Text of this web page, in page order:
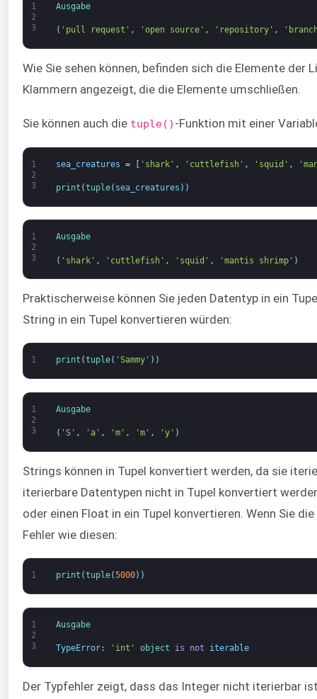
1
2
3
Ausgabe
( 'pull request' , 'open source' , 'repository' ,
Wie Sie sehen können, befinden sich die Elemente der
Klammern angezeigt, die die Elemente umschließen.
Sie können auch die tuple() -Funktion mit einer
1
2
3
sea_creatures = [ 'shark' , 'cuttlefish' , 'squid' ,
print (tuple( sea_creatures ) )
1
2
3
Ausgabe
( 'shark' , 'cuttlefish' , 'squid' , 'mantis shrimp' )
Praktischerweise können Sie jeden Datentyp in ein
String in ein Tupel konvertieren würden:
1 print (tuple( 'Sammy' ) )
1
2
3
Ausgabe
( 'S' , 'a' , 'm' , 'm' , 'y' )
Strings können in Tupel konvertiert werden, da sie
iterierbare Datentypen nicht in Tupel konvertiert
oder einen Float in ein Tupel konvertieren. Wenn Sie die
Fehler wie diesen:
1 print (tuple(5000) )
1
2
3
Ausgabe
TypeError: 'int' object is not iterable
Der Typfehler zeigt, dass das Integer nicht iterierbar